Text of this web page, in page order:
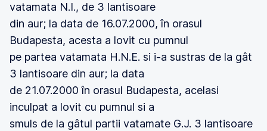
vatamata N.I., de 3 lantisoare
din aur; la data de 16.07.2000, în orasul
Budapesta, acesta a lovit cu pumnul
pe partea vatamata H.N.E. si i-a sustras de la gât
3 lantisoare din aur; la data
de 21.07.2000 în orasul Budapesta, acelasi
inculpat a lovit cu pumnul si a
smuls de la gâtul partii vatamate G.J. 3 lantisoare